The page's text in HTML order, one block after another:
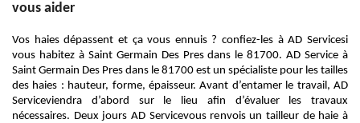
vous aider
Vos haies dépassent et ça vous ennuis ? confiez-les à AD Servicesi
vous habitez à Saint Germain Des Pres dans le 81700. AD Service à
Saint Germain Des Pres dans le 81700 est un spécialiste pour les tailles
des haies : hauteur, forme, épaisseur. Avant d’entamer le travail, AD
Serviceviendra d’abord sur le lieu afin d’évaluer les travaux
nécessaires. Deux jours AD Servicevous renvois un tailleur de haie à